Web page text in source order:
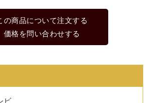
の商品について注文する
価格を問い合わせする
ビ